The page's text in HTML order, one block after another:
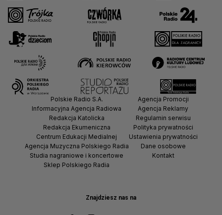
Znajdziesz nas na
Polskie Radio S.A.
Informacyjna Agencja Radiowa
Redakcja Katolicka
Redakcja Ekumeniczna
Centrum Edukacji Medialnej
Agencja Muzyczna Polskiego Radia
Studia nagraniowe i koncertowe
Sklep Polskiego Radia
Agencja Promocji
Agencja Reklamy
Regulamin serwisu
Polityka prywatności
Ustawienia prywatności
Dane osobowe
Kontakt